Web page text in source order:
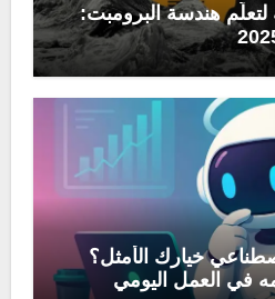
هندسة البرومبت:
خيارك الأمثل؟
في العمل اليومي